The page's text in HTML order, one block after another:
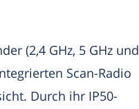
(2,4 GHz, 5 GHz und
Scan-Radio
Durch ihr IP50-